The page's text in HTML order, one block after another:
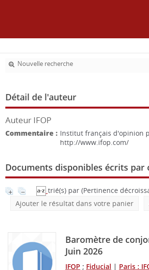
Nouvelle recherche
Détail de l'auteur
Auteur IFOP
Commentaire : Institut français d'opinion
http://www.ifop.com/
Documents disponibles écrits par
trié(s) par (Pertinence
Ajouter le résultat dans votre panier
Baromètre de
Juin 2026
IFOP ; Fiducial | Paris :